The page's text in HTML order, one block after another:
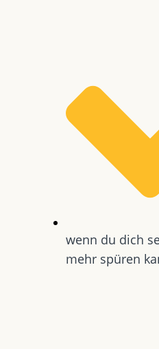
wenn du dich
mehr spüren